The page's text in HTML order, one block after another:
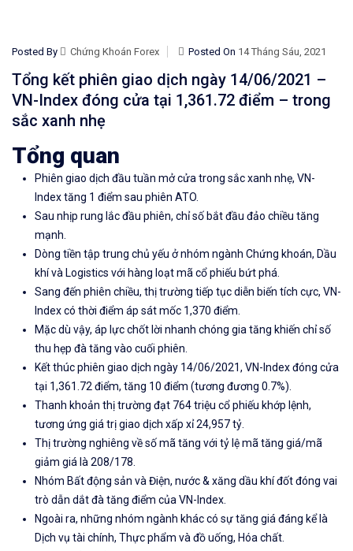
Posted By Chứng Khoán Forex Posted On 14 Tháng Sáu, 2021
Tổng kết phiên giao dịch ngày 14/06/2021 –
VN-Index đóng cửa tại 1,361.72 điểm – trong
sắc xanh nhẹ
Tổng quan
Phiên giao dịch đầu tuần mở cửa trong sắc xanh nhẹ, VN-
Index tăng 1 điểm sau phiên ATO.
Sau nhịp rung lắc đầu phiên, chỉ số bắt đầu đảo chiều tăng
mạnh.
Dòng tiền tập trung chủ yếu ở nhóm ngành Chứng khoán, Dầu
khí và Logistics với hàng loạt mã cổ phiếu bứt phá.
Sang đến phiên chiều, thị trường tiếp tục diễn biến tích cực, VN-
Index có thời điểm áp sát mốc 1,370 điểm.
Mặc dù vậy, áp lực chốt lời nhanh chóng gia tăng khiến chỉ số
thu hẹp đà tăng vào cuối phiên.
Kết thúc phiên giao dịch ngày 14/06/2021, VN-Index đóng cửa
tại 1,361.72 điểm, tăng 10 điểm (tương đương 0.7%).
Thanh khoản thị trường đạt 764 triệu cổ phiếu khớp lệnh,
tương ứng giá trị giao dịch xấp xỉ 24,957 tỷ.
Thị trường nghiêng về số mã tăng với tỷ lệ mã tăng giá/mã
giảm giá là 208/178.
Nhóm Bất động sản và Điện, nước & xăng dầu khí đốt đóng vai
trò dẫn dắt đà tăng điểm của VN-Index.
Ngoài ra, những nhóm ngành khác có sự tăng giá đáng kể là
Dịch vụ tài chính, Thực phẩm và đồ uống, Hóa chất.